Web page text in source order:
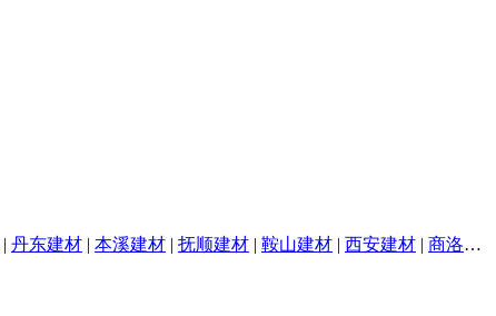
| 丹东建材 | 本溪建材 | 抚顺建材 | 鞍山建材 | 西安建材 | 商洛建材